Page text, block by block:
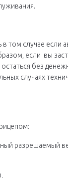
в том случае
если вы
без
случаях
разрешаемый